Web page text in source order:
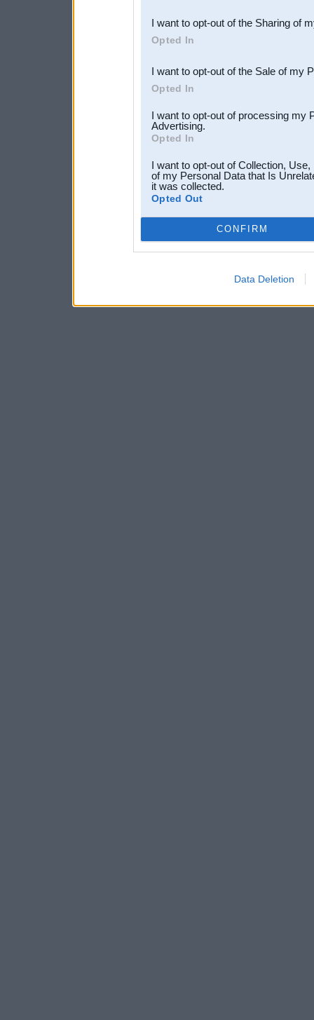
Downstream Participants
third parties.
I want to opt-out of the Sharing of
Opted In
I want to opt-out of the Sale of my
Opted In
I want to opt-out of processing my
Advertising.
Opted In
I want to opt-out of Collection,
of my Personal Data that Is
it was collected.
Opted Out
CONFIRM
Data Deletion